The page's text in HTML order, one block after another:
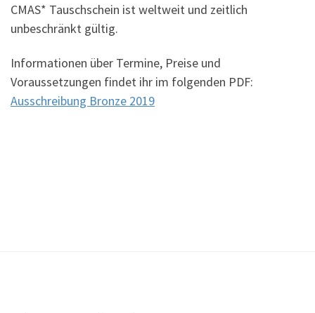
CMAS* Tauschschein ist weltweit und zeitlich
unbeschränkt gültig.
Informationen über Termine, Preise und
Voraussetzungen findet ihr im folgenden PDF:
Ausschreibung Bronze 2019